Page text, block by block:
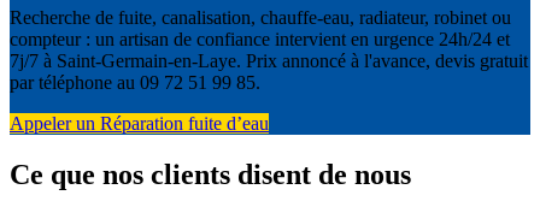
Recherche de fuite, canalisation, chauffe-eau, radiateur, robinet ou
compteur : un artisan de confiance intervient en urgence 24h/24 et
7j/7 à Saint-Germain-en-Laye. Prix annoncé à l'avance, devis gratuit
par téléphone au 09 72 51 99 85.
Appeler un Réparation fuite d’eau
Ce que nos clients disent de nous